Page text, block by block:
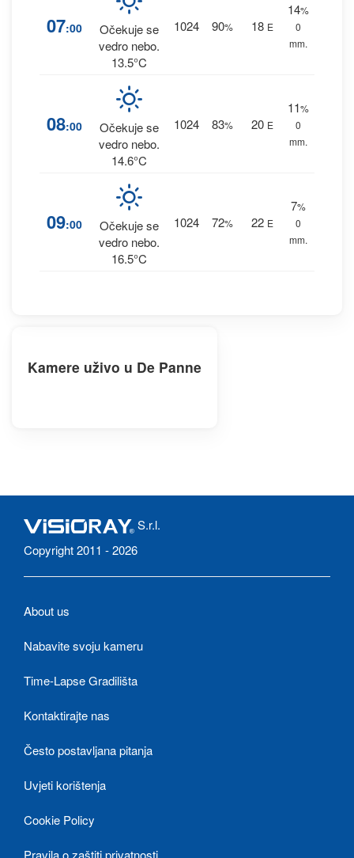
07:00
Očekuje se
vedro nebo.
13.5°C
1024 90% 18 E
14%
0
mm.
08:00
Očekuje se
vedro nebo.
14.6°C
1024 83% 20 E
11%
0
mm.
09:00
Očekuje se
vedro nebo.
16.5°C
1024 72% 22 E
7%
0
mm.
Kamere uživo u De Panne
S.r.l.
Copyright 2011 - 2026
About us
Nabavite svoju kameru
Time-Lapse Gradilišta
Kontaktirajte nas
Često postavljana pitanja
Uvjeti korištenja
Cookie Policy
Pravila o zaštiti privatnosti